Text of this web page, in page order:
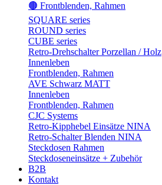
🟤 Frontblenden, Rahmen
SQUARE series
ROUND series
CUBE series
Retro-Drehschalter Porzellan / Holz
Innenleben
Frontblenden, Rahmen
AVE Schwarz MATT
Innenleben
Frontblenden, Rahmen
CJC Systems
Retro-Kipphebel Einsätze NINA
Retro-Schalter Blenden NINA
Steckdosen Rahmen
Steckdoseneinsätze + Zubehör
B2B
Kontakt